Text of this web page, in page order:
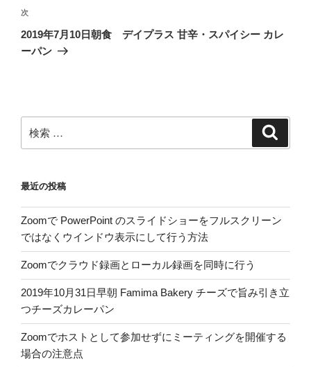
ビ
ゲ
ー
投
次
の
次
2019年7月10日朝食 デイプラス 甘辛・スパイシー カレ
ーパン
索:
最近の投稿
Zoomで PowerPoint のスライドショーをフルスクリーン
ではなくウインドウ表示にして行う方法
Zoomでクラウド録画とローカル録画を同時に行う
2019年10月31日早朝 Famima Bakery チーズで旨み引き立
つチーズカレーパン
Zoomでホストとして参加せずにミーティングを開催する
場合の注意点